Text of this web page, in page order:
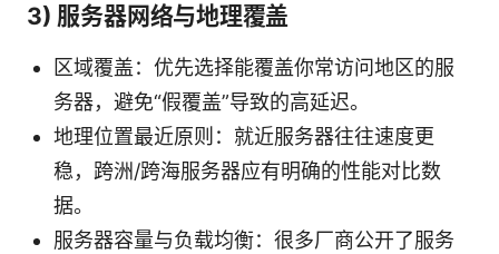
3) 服务器网络与地理覆盖
区域覆盖：优先选择能覆盖你常访问地区的服
务器，避免“假覆盖”导致的高延迟。
地理位置最近原则：就近服务器往往速度更
稳，跨洲/跨海服务器应有明确的性能对比数
据。
服务器容量与负载均衡：很多厂商公开了服务